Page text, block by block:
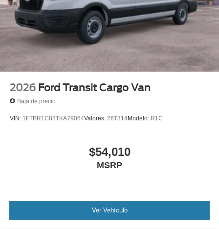
2026 Ford Transit Cargo Van
Baja de precio
VIN: 1FTBR1C83TKA79064Valores: 26T314Modelo: R1C
$54,010
MSRP
Ver Vehículo